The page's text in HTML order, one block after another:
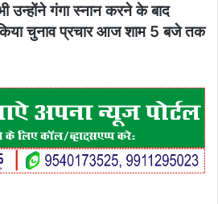
उन्होंने गंगा स्नान करने के बाद
चुनाव प्रचार आज शाम 5 बजे तक